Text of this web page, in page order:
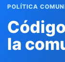
POLÍTICA
la